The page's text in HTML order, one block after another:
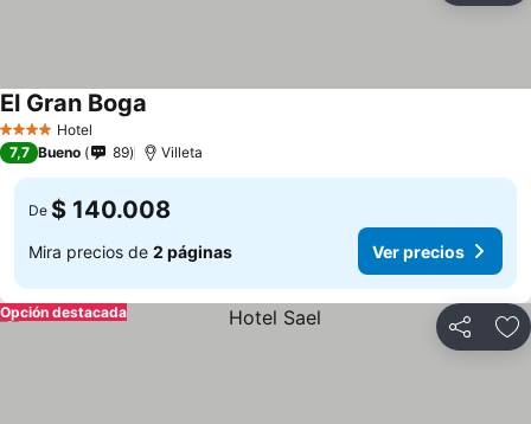
4 EstrellasHotel
El Gran Boga
7,7 Bueno 89 Villeta
De $ 140.008
Mira precios de 2 páginas Ver precios
Compartir
Opción destacada